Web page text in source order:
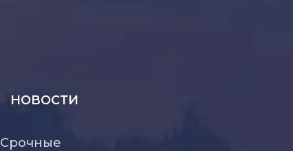
НОВОСТИ
Срочные